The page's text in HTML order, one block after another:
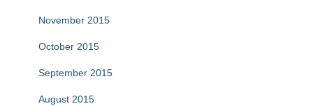
November 2015
October 2015
September 2015
August 2015